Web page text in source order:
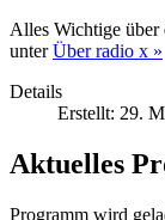
Alles Wichtige
unterÜber radio x »
Details
Erstellt: 29.
Aktuelles
Programm wird